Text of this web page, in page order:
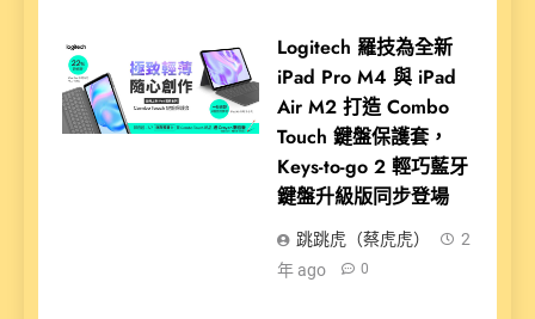
Logitech 羅技為全新
iPad Pro M4 與 iPad
Air M2 打造 Combo
Touch 鍵盤保護套，
Keys-to-go 2 輕巧藍牙
鍵盤升級版同步登場
跳跳虎（蔡虎虎）
2
年 ago
0